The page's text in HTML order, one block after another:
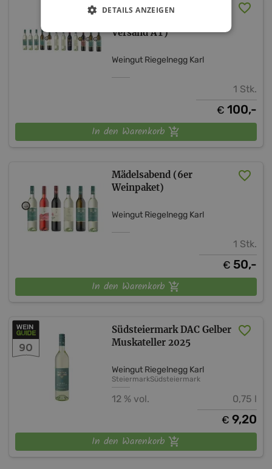
Riegelnegg-Querschnitt -
Versand AT)
Weingut Riegelnegg Karl
1 Stk.
€ 100,-
In den Warenkorb
Mädelsabend (6er
Weinpaket)
Weingut Riegelnegg Karl
1 Stk.
€ 50,-
In den Warenkorb
Südsteiermark DAC Gelber
Muskateller 2025
Weingut Riegelnegg Karl
SteiermarkSüdsteiermark
12 % vol. 0,75 l
€ 9,20
90
In den Warenkorb
DETAILS ANZEIGEN